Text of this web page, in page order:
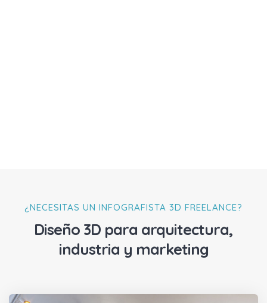
¿NECESITAS UN INFOGRAFISTA 3D FREELANCE?
Diseño 3D para arquitectura,
industria y marketing